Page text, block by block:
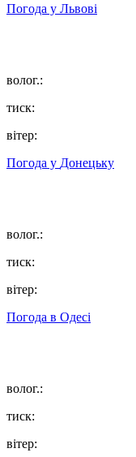
Погода у Львові
волог.:
тиск:
вітер:
Погода у Донецьку
волог.:
тиск:
вітер:
Погода в Одесі
волог.:
тиск:
вітер: